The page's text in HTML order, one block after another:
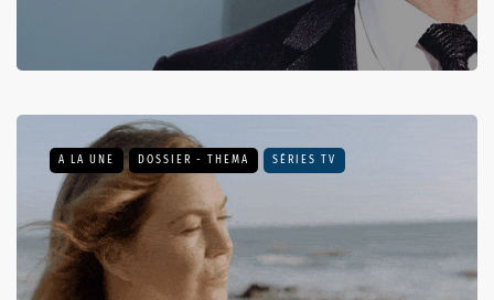
A LA UNE DOSSIER - THEMA SÉRIES TV